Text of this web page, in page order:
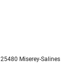
Miserey-Salines